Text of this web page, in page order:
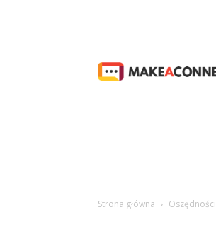
Strona główna Oszędności